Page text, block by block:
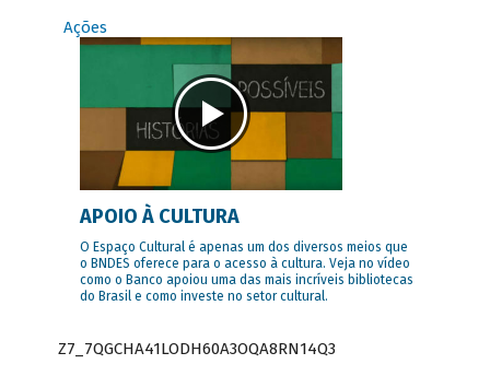
Ações
APOIO À CULTURA
O Espaço Cultural é apenas um dos diversos meios que
o BNDES oferece para o acesso à cultura. Veja no vídeo
como o Banco apoiou uma das mais incríveis bibliotecas
do Brasil e como investe no setor cultural.
Z7_7QGCHA41LODH60A3OQA8RN14Q3